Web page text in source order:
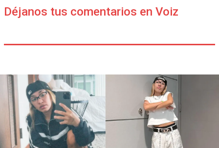
Déjanos tus comentarios en Voiz